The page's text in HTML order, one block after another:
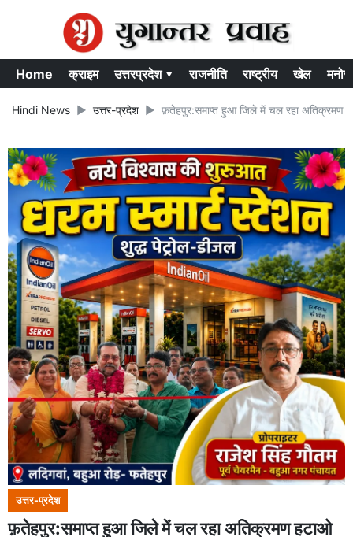
Home क्राइम उत्तरप्रदेश ▾ राजनीति राष्ट्रीय खेल
Hindi News उत्तर-प्रदेश फ़तेहपुर:समाप्त हुआ जिले में चल रहा अतिक्रमण
उत्तर-प्रदेश
फ़तेहपुर:समाप्त हुआ जिले में चल रहा अतिक्रमण हटाओ